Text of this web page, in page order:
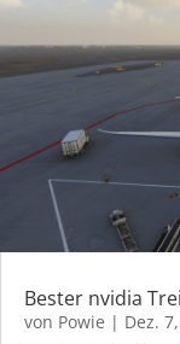
Bester nvidia
von Powie | Dez.